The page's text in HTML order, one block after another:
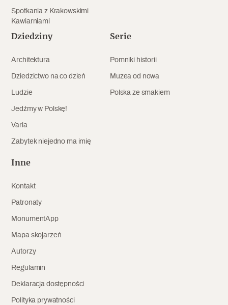
Spotkania z Krakowskimi
Kawiarniami
Dziedziny
Architektura
Dziedzictwo na co dzień
Ludzie
Jedźmy w Polskę!
Varia
Zabytek niejedno ma imię
Serie
Pomniki historii
Muzea od nowa
Polska ze smakiem
Inne
Kontakt
Patronaty
MonumentApp
Mapa skojarzeń
Autorzy
Regulamin
Deklaracja dostępności
Polityka prywatności